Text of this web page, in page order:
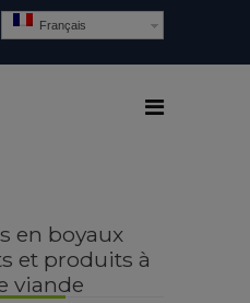
Français
en boyaux
et produits à
viande